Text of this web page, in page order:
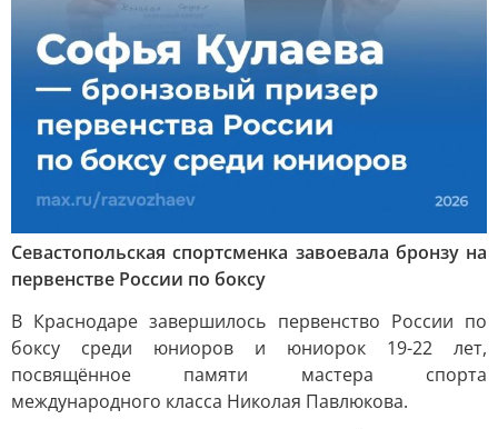
Севастопольская спортсменка завоевала бронзу на
первенстве России по боксу
В Краснодаре завершилось первенство России по
боксу среди юниоров и юниорок 19-22 лет,
посвящённое памяти мастера спорта
международного класса Николая Павлюкова.